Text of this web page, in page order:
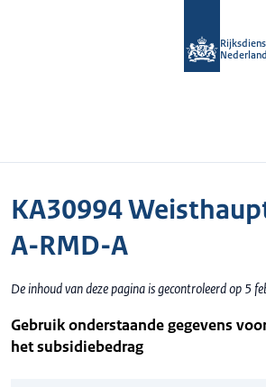
Nederland
KA30994
A-RMD-A
De inhoud van deze pagina is gecontroleerd op 5
Gebruik onderstaande gegevens
het subsidiebedrag